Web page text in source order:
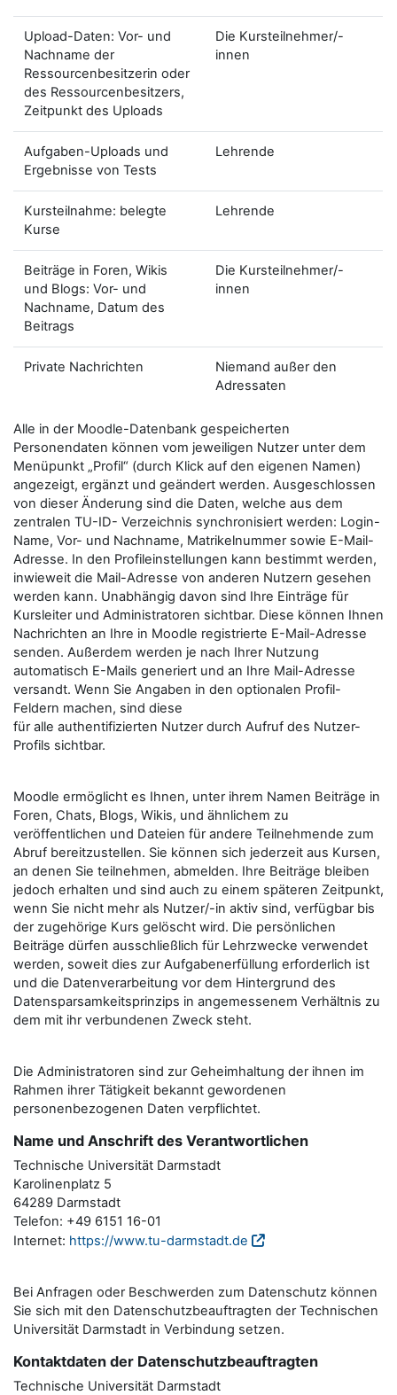
Upload-Daten: Vor- und
Nachname der
Ressourcenbesitzerin oder
des Ressourcenbesitzers,
Zeitpunkt des Uploads
Die Kursteilnehmer/-
innen
Aufgaben-Uploads und
Ergebnisse von Tests
Lehrende
Kursteilnahme: belegte
Kurse
Lehrende
Beiträge in Foren, Wikis
und Blogs: Vor- und
Nachname, Datum des
Beitrags
Die Kursteilnehmer/-
innen
Private Nachrichten
Niemand außer den
Adressaten
Alle in der Moodle-Datenbank gespeicherten
Personendaten können vom jeweiligen Nutzer unter dem
Menüpunkt „Profil“ (durch Klick auf den eigenen Namen)
angezeigt, ergänzt und geändert werden. Ausgeschlossen
von dieser Änderung sind die Daten, welche aus dem
zentralen TU-ID- Verzeichnis synchronisiert werden: Login-
Name, Vor- und Nachname, Matrikelnummer sowie E-Mail-
Adresse. In den Profileinstellungen kann bestimmt werden,
inwieweit die Mail-Adresse von anderen Nutzern gesehen
werden kann. Unabhängig davon sind Ihre Einträge für
Kursleiter und Administratoren sichtbar. Diese können Ihnen
Nachrichten an Ihre in Moodle registrierte E-Mail-Adresse
senden. Außerdem werden je nach Ihrer Nutzung
automatisch E-Mails generiert und an Ihre Mail-Adresse
versandt. Wenn Sie Angaben in den optionalen Profil-
Feldern machen, sind diese
für alle authentifizierten Nutzer durch Aufruf des Nutzer-
Profils sichtbar.
Moodle ermöglicht es Ihnen, unter ihrem Namen Beiträge in
Foren, Chats, Blogs, Wikis, und ähnlichem zu
veröffentlichen und Dateien für andere Teilnehmende zum
Abruf bereitzustellen. Sie können sich jederzeit aus Kursen,
an denen Sie teilnehmen, abmelden. Ihre Beiträge bleiben
jedoch erhalten und sind auch zu einem späteren Zeitpunkt,
wenn Sie nicht mehr als Nutzer/-in aktiv sind, verfügbar bis
der zugehörige Kurs gelöscht wird. Die persönlichen
Beiträge dürfen ausschließlich für Lehrzwecke verwendet
werden, soweit dies zur Aufgabenerfüllung erforderlich ist
und die Datenverarbeitung vor dem Hintergrund des
Datensparsamkeitsprinzips in angemessenem Verhältnis zu
dem mit ihr verbundenen Zweck steht.
Die Administratoren sind zur Geheimhaltung der ihnen im
Rahmen ihrer Tätigkeit bekannt gewordenen
personenbezogenen Daten verpflichtet.
Name und Anschrift des Verantwortlichen
Technische Universität Darmstadt
Karolinenplatz 5
64289 Darmstadt
Telefon: +49 6151 16-01
Internet: https://www.tu-darmstadt.de
Bei Anfragen oder Beschwerden zum Datenschutz können
Sie sich mit den Datenschutzbeauftragten der Technischen
Universität Darmstadt in Verbindung setzen.
Kontaktdaten der Datenschutzbeauftragten
Technische Universität Darmstadt